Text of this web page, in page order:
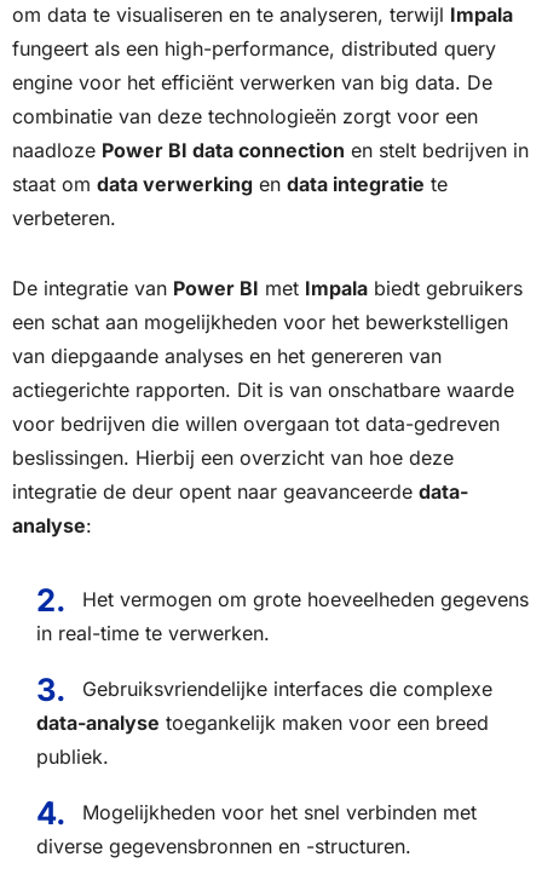
om data te visualiseren en te analyseren, terwijl Impala
fungeert als een high-performance, distributed query
engine voor het efficiënt verwerken van big data. De
combinatie van deze technologieën zorgt voor een
naadloze Power BI data connection en stelt bedrijven in
staat om data verwerking en data integratie te
verbeteren.
De integratie van Power BI met Impala biedt gebruikers
een schat aan mogelijkheden voor het bewerkstelligen
van diepgaande analyses en het genereren van
actiegerichte rapporten. Dit is van onschatbare waarde
voor bedrijven die willen overgaan tot data-gedreven
beslissingen. Hierbij een overzicht van hoe deze
integratie de deur opent naar geavanceerde data-
analyse:
Het vermogen om grote hoeveelheden gegevens
in real-time te verwerken.
Gebruiksvriendelijke interfaces die complexe
data-analyse toegankelijk maken voor een breed
publiek.
Mogelijkheden voor het snel verbinden met
diverse gegevensbronnen en -structuren.